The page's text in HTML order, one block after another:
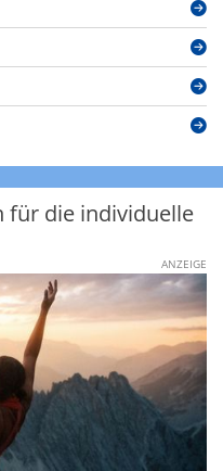
für die individuelle
ANZEIGE